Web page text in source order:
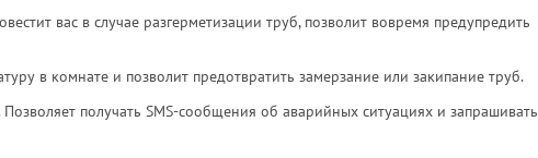
вас в случае разгерметизации труб, позволит вовремя предупредить
в комнате и позволит предотвратить замерзание или закипание труб.
получать SMS-сообщения об аварийных ситуациях и запрашивать